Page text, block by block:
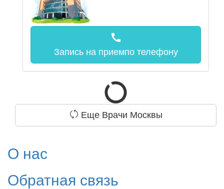
call
Запись на приемпо телефону
Еще Врачи Москвы
О нас
Обратная связь